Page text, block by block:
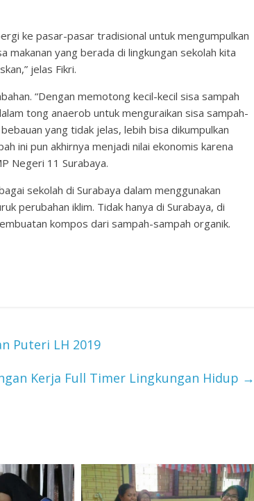
ke pasar-pasar tradisional untuk mengumpulkan
makanan yang berada di lingkungan sekolah kita
jelas Fikri.
“Dengan memotong kecil-kecil sisa sampah
tong anaerob untuk menguraikan sisa sampah-
yang tidak jelas, lebih bisa dikumpulkan
ini pun akhirnya menjadi nilai ekonomis karena
Negeri 11 Surabaya.
sekolah di Surabaya dalam menggunakan
perubahan iklim. Tidak hanya di Surabaya, di
kompos dari sampah-sampah organik.
Puteri LH 2019
Kerja Full Timer Lingkungan Hidup →